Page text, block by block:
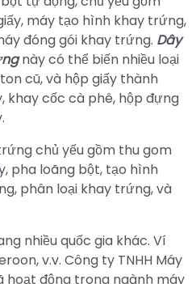
máy tạo hình khay trứng,
đóng gói khay trứng. Dây
này có thể biến nhiều loại
cũ, và hộp giấy thành
khay cốc cà phê, hộp đựng
chủ yếu gồm thu gom
pha loãng bột, tạo hình
phân loại khay trứng, và
nhiều quốc gia khác. Ví
v.v. Công ty TNHH Máy
hoạt động trong ngành máy